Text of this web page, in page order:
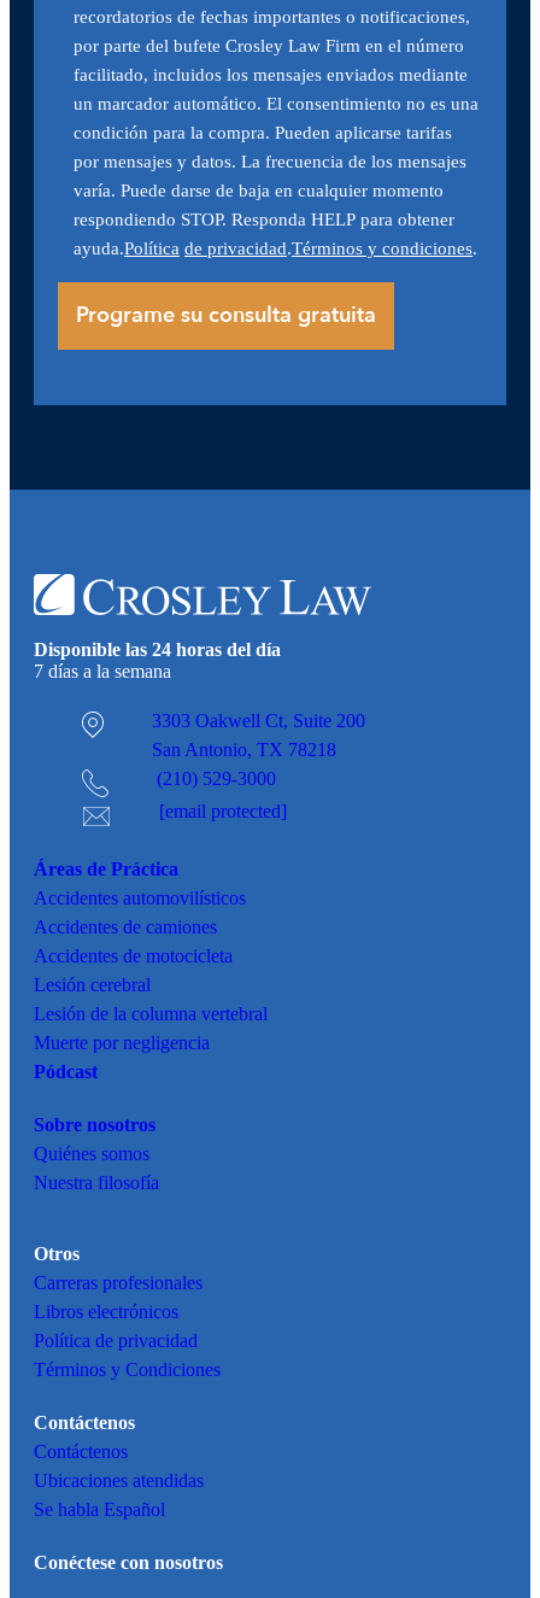
recordatorios de fechas importantes o notificaciones,
por parte del bufete Crosley Law Firm en el número
facilitado, incluidos los mensajes enviados mediante
un marcador automático. El consentimiento no es una
condición para la compra. Pueden aplicarse tarifas
por mensajes y datos. La frecuencia de los mensajes
varía. Puede darse de baja en cualquier momento
respondiendo STOP. Responda HELP para obtener
ayuda.Política de privacidad.Términos y condiciones.
Disponible las 24 horas del día
7 días a la semana
3303 Oakwell Ct, Suite 200
San Antonio, TX 78218
(210) 529-3000
[email protected]
Áreas de Práctica
Accidentes automovilísticos
Accidentes de camiones
Accidentes de motocicleta
Lesión cerebral
Lesión de la columna vertebral
Muerte por negligencia
Pódcast
Sobre nosotros
Quiénes somos
Nuestra filosofía
Otros
Carreras profesionales
Libros electrónicos
Política de privacidad
Términos y Condiciones
Contáctenos
Contáctenos
Ubicaciones atendidas
Se habla Español
Conéctese con nosotros